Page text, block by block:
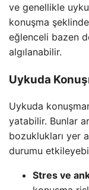
ve genellikle
konuşma
eğlenceli bazen
algılanabilir.
Uykuda
Uykuda
yatabilir. Bunlar
bozuklukları yer
durumu
Stres ve